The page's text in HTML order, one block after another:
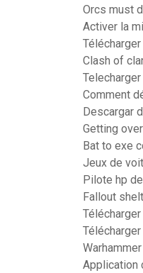
Orcs must
Activer la
Clash of
Comment
Descargar
Getting
Bat to exe
Jeux de
Pilote hp
Fallout
Application